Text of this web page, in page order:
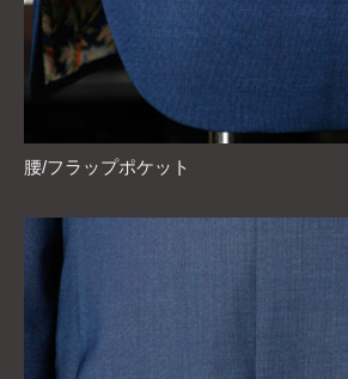
腰/フラップポケット